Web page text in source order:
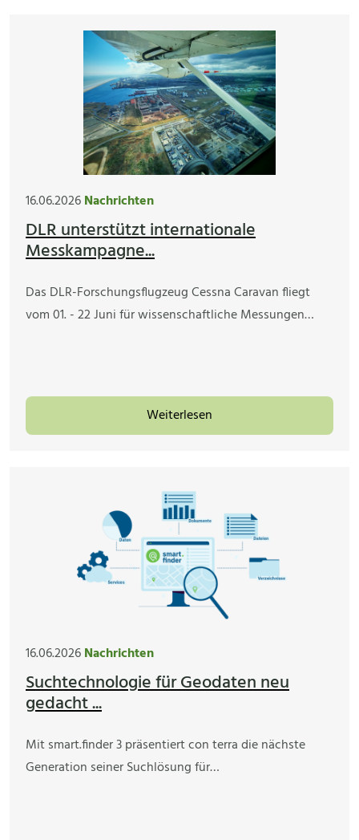
16.06.2026Nachrichten
DLR unterstützt internationale
Messkampagne...
Das DLR-Forschungsflugzeug Cessna Caravan fliegt
vom 01. - 22 Juni für wissenschaftliche Messungen…
Weiterlesen
16.06.2026Nachrichten
Suchtechnologie für Geodaten neu
gedacht ...
Mit smart.finder 3 präsentiert con terra die nächste
Generation seiner Suchlösung für…